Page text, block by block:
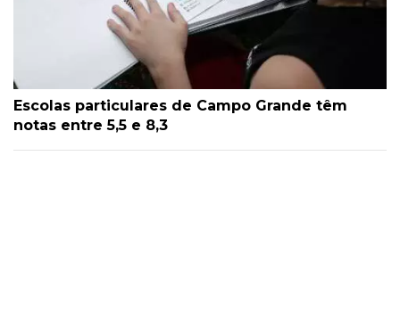
Escolas particulares de Campo Grande têm
notas entre 5,5 e 8,3